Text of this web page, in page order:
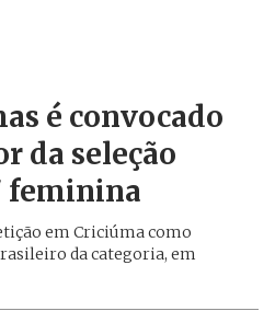
é convocado
da seleção
feminina
em Criciúma como
da categoria, em